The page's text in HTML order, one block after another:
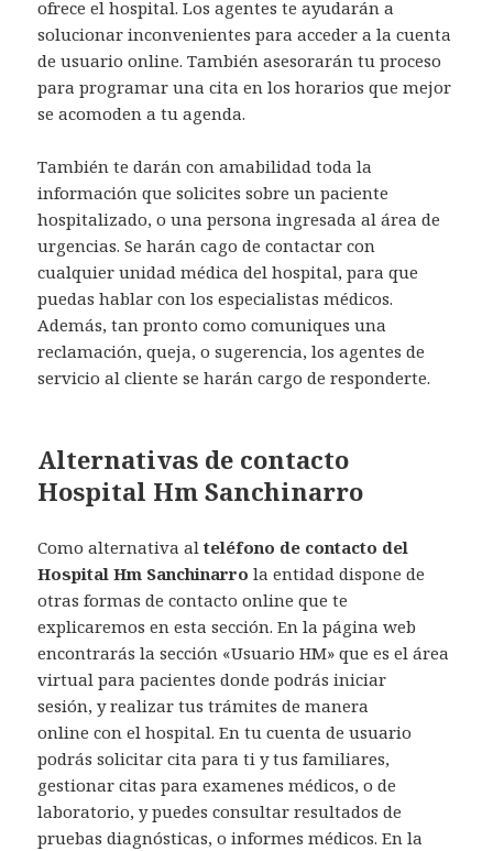
ofrece el hospital. Los agentes te ayudarán a
solucionar inconvenientes para acceder a la cuenta
de usuario online. También asesorarán tu proceso
para programar una cita en los horarios que mejor
se acomoden a tu agenda.
También te darán con amabilidad toda la
información que solicites sobre un paciente
hospitalizado, o una persona ingresada al área de
urgencias. Se harán cago de contactar con
cualquier unidad médica del hospital, para que
puedas hablar con los especialistas médicos.
Además, tan pronto como comuniques una
reclamación, queja, o sugerencia, los agentes de
servicio al cliente se harán cargo de responderte.
Alternativas de contacto
Hospital Hm Sanchinarro
Como alternativa alteléfono de contacto del
Hospital Hm Sanchinarrola entidad dispone de
otras formas de contacto online que te
explicaremos en esta sección. En la página web
encontrarás la sección «Usuario HM» que es el área
virtual para pacientes donde podrás iniciar
sesión, y realizar tus trámites de manera
online con el hospital. En tu cuenta de usuario
podrás solicitar cita para ti y tus familiares,
gestionar citas para examenes médicos, o de
laboratorio, y puedes consultar resultados de
pruebas diagnósticas, o informes médicos. En la